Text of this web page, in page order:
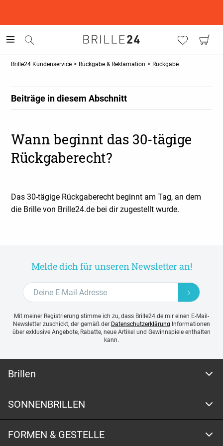
Brille24 Kundenservice > Rückgabe & Reklamation > Rückgabe
Beiträge in diesem Abschnitt
Wann beginnt das 30-tägige
Rückgaberecht?
Das 30-tägige Rückgaberecht beginnt am Tag, an dem
die Brille von Brille24.de bei dir zugestellt wurde.
Melde dich für unseren Newsletter an!
Mit meiner Registrierung stimme ich zu, dass Brille24.de mir einen E-Mail-
Newsletter zuschickt, der gemäß der Datenschutzerklärung Informationen
über exklusive Angebote, Rabatte, neue Artikel und Gewinnspiele enthalten
kann.
Brillen
SONNENBRILLEN
FORMEN & GESTELLE